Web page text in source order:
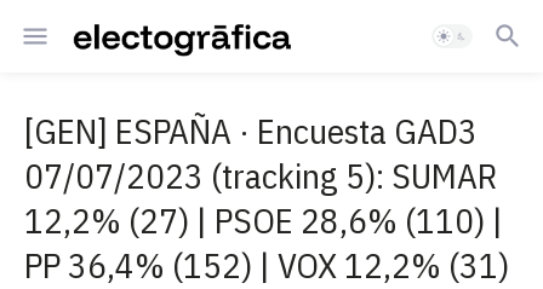
[GEN] ESPAÑA · Encuesta GAD3
07/07/2023 (tracking 5): SUMAR
12,2% (27) | PSOE 28,6% (110) |
PP 36,4% (152) | VOX 12,2% (31)